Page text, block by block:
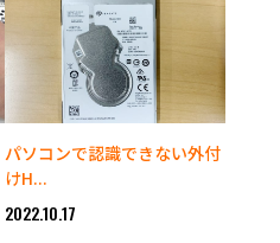
パソコンで認識できない外付
けH...
2022.10.17